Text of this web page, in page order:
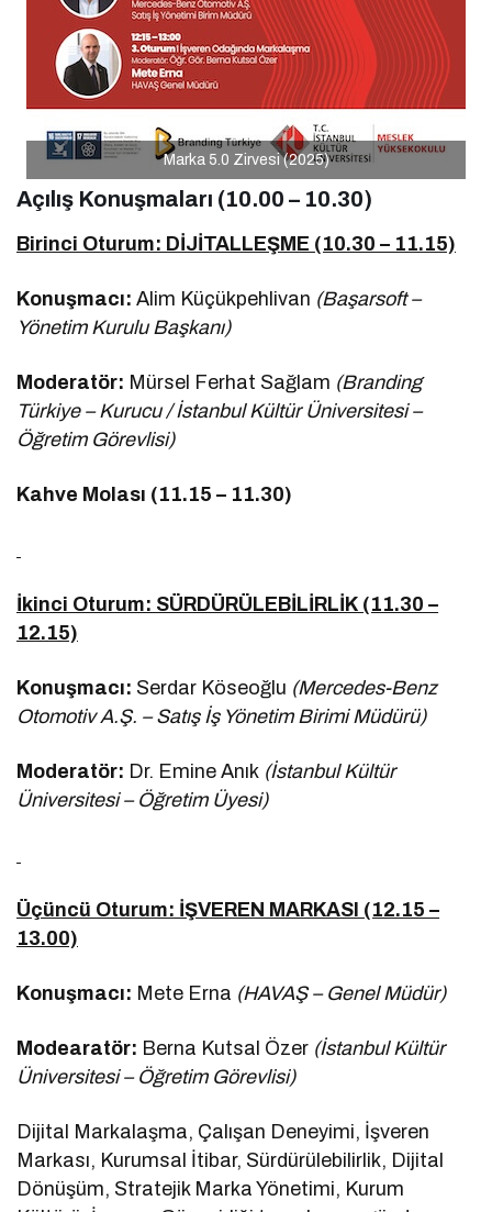
Marka 5.0 Zirvesi (2025)
Açılış Konuşmaları (10.00 – 10.30)
Birinci Oturum: DİJİTALLEŞME (10.30 – 11.15)
Konuşmacı:Alim Küçükpehlivan (Başarsoft –
Yönetim Kurulu Başkanı)
Moderatör: Mürsel Ferhat Sağlam (Branding
Türkiye – Kurucu / İstanbul Kültür Üniversitesi –
Öğretim Görevlisi)
Kahve Molası (11.15 – 11.30)
İkinci Oturum: SÜRDÜRÜLEBİLİRLİK (11.30 –
12.15)
Konuşmacı: Serdar Köseoğlu (Mercedes-Benz
Otomotiv A.Ş. – Satış İş Yönetim Birimi Müdürü)
Moderatör: Dr. Emine Anık (İstanbul Kültür
Üniversitesi – Öğretim Üyesi)
Üçüncü Oturum: İŞVEREN MARKASI (12.15 –
13.00)
Konuşmacı: Mete Erna (HAVAŞ – Genel Müdür)
Modearatör: Berna Kutsal Özer (İstanbul Kültür
Üniversitesi – Öğretim Görevlisi)
Dijital Markalaşma, Çalışan Deneyimi, İşveren
Markası, Kurumsal İtibar, Sürdürülebilirlik, Dijital
Dönüşüm, Stratejik Marka Yönetimi, Kurum